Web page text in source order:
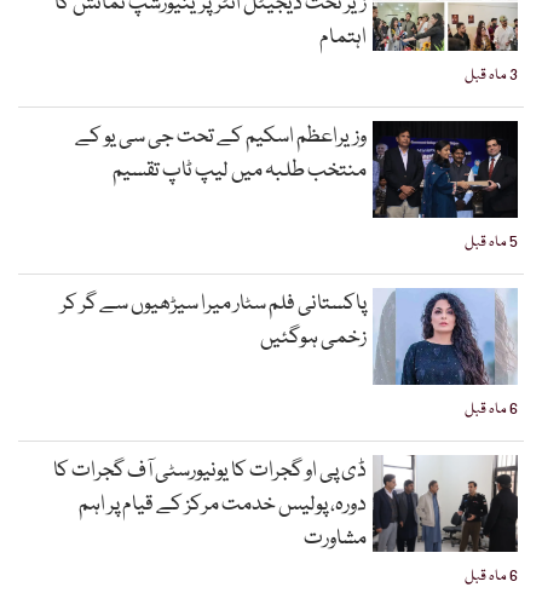
3 ماہ قبل
اہتمام
5 ماہ قبل
وزیراعظم اسکیم کے تحت جی سی یو کے
منتخب طلبہ میں لیپ ٹاپ تقسیم
6 ماہ قبل
پاکستانی فلم سٹار میرا سیڑھیوں سے گر کر
زخمی ہوگئیں
6 ماہ قبل
ڈی پی او گجرات کا یونیورسٹی آف گجرات کا
دورہ، پولیس خدمت مرکز کے قیام پر اہم
مشاورت